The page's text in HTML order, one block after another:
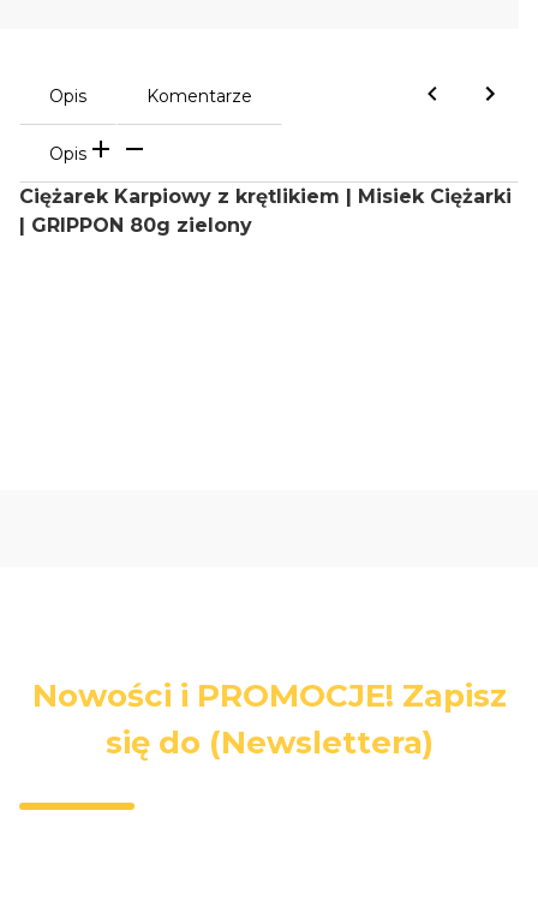
Opis Komentarze
Opis
Ciężarek Karpiowy z krętlikiem | Misiek Ciężarki
| GRIPPON 80g zielony
Nowości i PROMOCJE! Zapisz
się do (Newslettera)